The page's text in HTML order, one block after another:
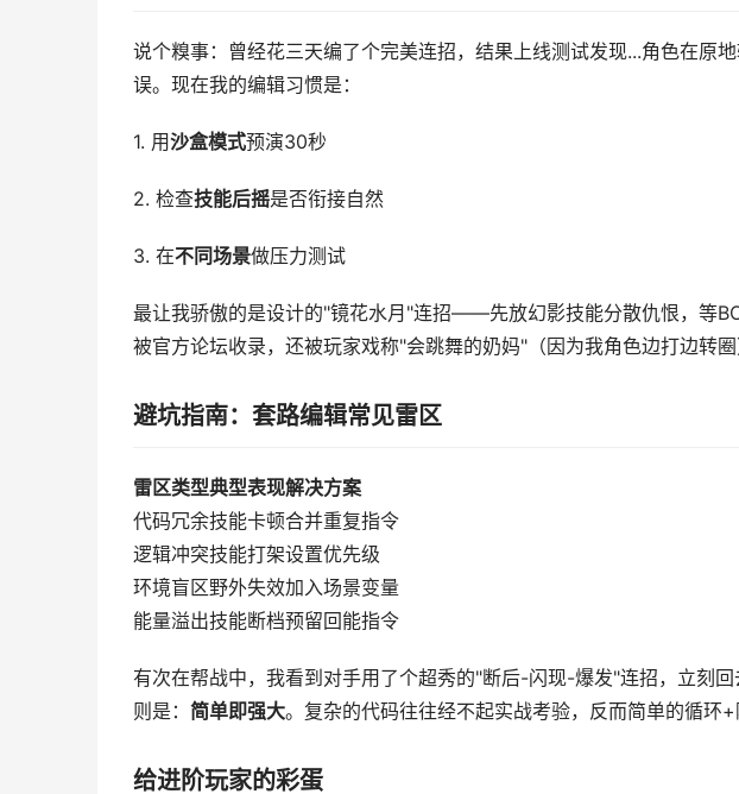
说个糗事：曾经花三天编了个完美连招，结果上线测试发现...角色在原
误。现在我的编辑习惯是：
1. 用沙盒模式预演30秒
2. 检查技能后摇是否衔接自然
3. 在不同场景做压力测试
最让我骄傲的是设计的"镜花水月"连招——先放幻影技能分散仇恨，等
被官方论坛收录，还被玩家戏称"会跳舞的奶妈"（因为我角色边打边转圈
避坑指南：套路编辑常见雷区
雷区类型典型表现解决方案
代码冗余技能卡顿合并重复指令
逻辑冲突技能打架设置优先级
环境盲区野外失效加入场景变量
能量溢出技能断档预留回能指令
有次在帮战中，我看到对手用了个超秀的"断后-闪现-爆发"连招，立刻
则是： 简单即强大。复杂的代码往往经不起实战考验，反而简单的循环+
给进阶玩家的彩蛋